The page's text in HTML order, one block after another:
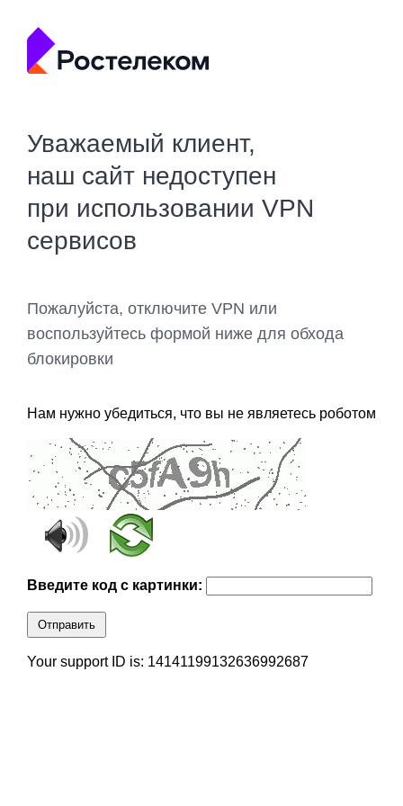
Уважаемый клиент,
наш сайт недоступен
при использовании VPN
сервисов
Пожалуйста, отключите VPN или
воспользуйтесь формой ниже для обхода
блокировки
Нам нужно убедиться, что вы не являетесь роботом
Введите код с картинки:
Отправить
Your support ID is: 14141199132636992687